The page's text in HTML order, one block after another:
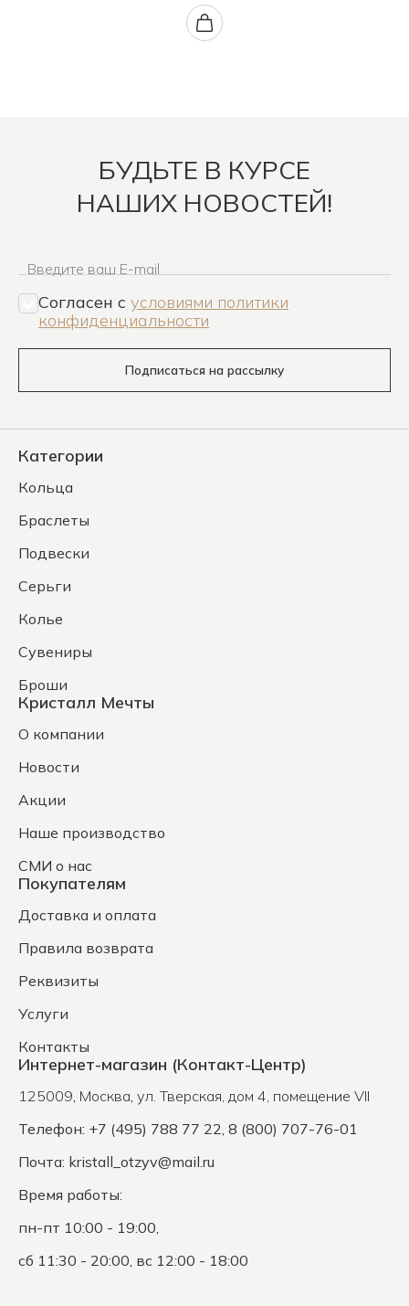
БУДЬТЕ В КУРСЕ
НАШИХ НОВОСТЕЙ!
Введите ваш E-mail
Согласен c условиями политики
конфиденциальности
Подписаться на рассылку
Категории
Кольца
Браслеты
Подвески
Серьги
Колье
Сувениры
Броши
Кристалл Мечты
О компании
Новости
Акции
Наше производство
СМИ о нас
Покупателям
Доставка и оплата
Правила возврата
Реквизиты
Услуги
Контакты
Интернет-магазин (Контакт-Центр)
125009, Москва, ул. Тверская, дом 4, помещение VII
Телефон: +7 (495) 788 77 22, 8 (800) 707-76-01
Почта: kristall_otzyv@mail.ru
Время работы:
пн-пт 10:00 - 19:00,
сб 11:30 - 20:00, вс 12:00 - 18:00